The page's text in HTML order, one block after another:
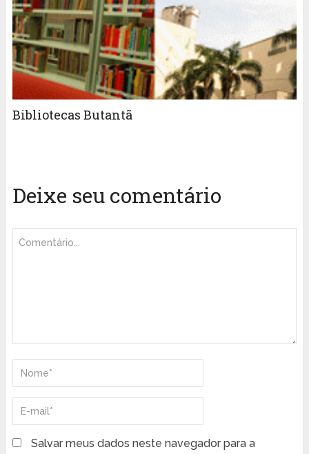
Bibliotecas Butantã
Deixe seu comentário
Salvar meus dados neste navegador para a